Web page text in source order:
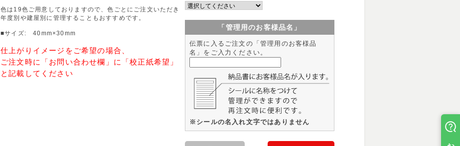
色は19色ご用意しておりますので、色ごとにご注文いただき
年度別や建屋別に管理することもおすすめです。
■サイズ: 40mm×30mm
仕上がりイメージをご希望の場合、
ご注文時に「お問い合わせ欄」に「校正紙希望」
と記載してください
「管理用のお客様品名」
伝票に入るご注文の「管理用のお客様品
名」をご入力ください。
※シールの名入れ文字ではありません